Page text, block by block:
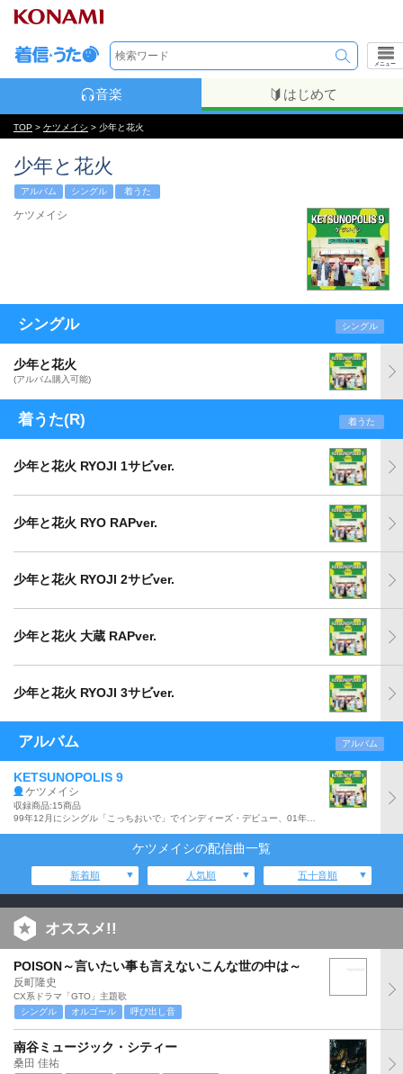
メニュー
音楽 はじめて
TOP > ケツメイシ > 少年と花火
少年と花火
アルバム シングル 着うた
ケツメイシ
シングル シングル
少年と花火
(アルバム購入可能)
着うた(R) 着うた
少年と花火 RYOJI 1サビver.
少年と花火 RYO RAPver.
少年と花火 RYOJI 2サビver.
少年と花火 大蔵 RAPver.
少年と花火 RYOJI 3サビver.
アルバム アルバム
KETSUNOPOLIS 9
ケツメイシ
収録商品:15商品
ケツメイシの配信曲一覧
新着順 人気順 五十音順
オススメ!!
POISON～言いたい事も言えないこんな世の中は～
反町隆史
CX系ドラマ「GTO」主題歌
シングル
オルゴール 呼び出し音
南谷ミュージック・シティー
桑田 佳祐